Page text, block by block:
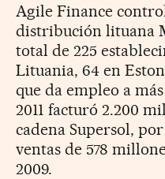
Agile Finance
distribución lituana
total de 225
Lituania, 64 en
que da empleo a
2011 facturó 2.200
cadena Supersol,
ventas de 578
2009.